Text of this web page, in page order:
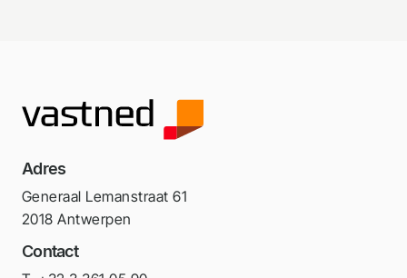
Adres
Generaal Lemanstraat 61
2018 Antwerpen
Contact